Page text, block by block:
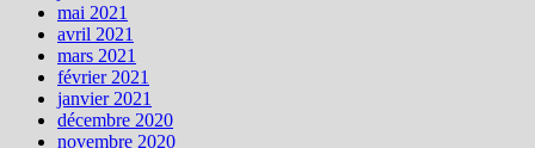
mai 2021
avril 2021
mars 2021
février 2021
janvier 2021
décembre 2020
novembre 2020